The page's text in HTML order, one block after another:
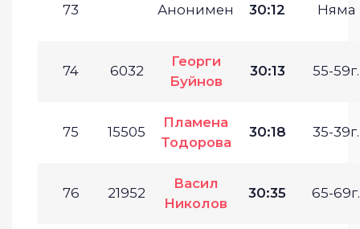
73 Анонимен 30:12 Няма
74 6032
Георги
Буйнов
30:13 55-59г.
75 15505
Пламена
Тодорова
30:18 35-39г.
76 21952
Васил
Николов
30:35 65-69г.